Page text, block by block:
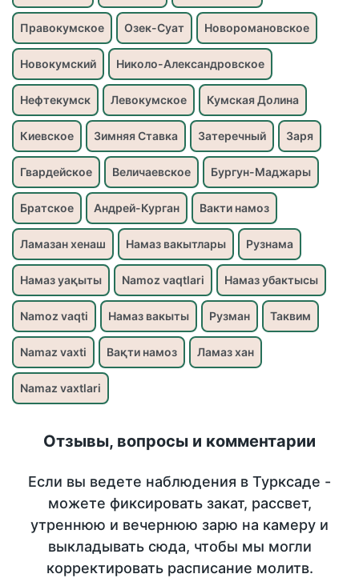
Правокумское Озек-Суат Новоромановское
Новокумский Николо-Александровское
Нефтекумск Левокумское Кумская Долина
Киевское Зимняя Ставка Затеречный Заря
Гвардейское Величаевское Бургун-Маджары
Братское Андрей-Курган Вакти намоз
Ламазан хенаш Намаз вакытлары Рузнама
Намаз уақыты Namoz vaqtlari Намаз убактысы
Namoz vaqti Намаз вакыты Рузман Таквим
Namaz vaxti Вақти намоз Ламаз хан
Namaz vaxtlari
Отзывы, вопросы и комментарии
Если вы ведете наблюдения в Турксаде -
можете фиксировать закат, рассвет,
утреннюю и вечернюю зарю на камеру и
выкладывать сюда, чтобы мы могли
корректировать расписание молитв.